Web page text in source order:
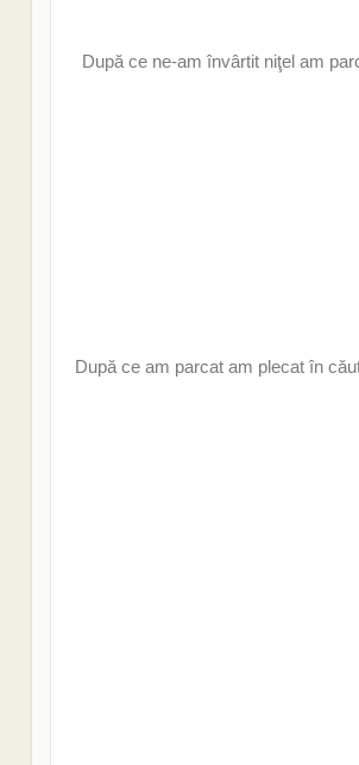
După ce ne-am învârtit niţel am
După ce am parcat am plecat în